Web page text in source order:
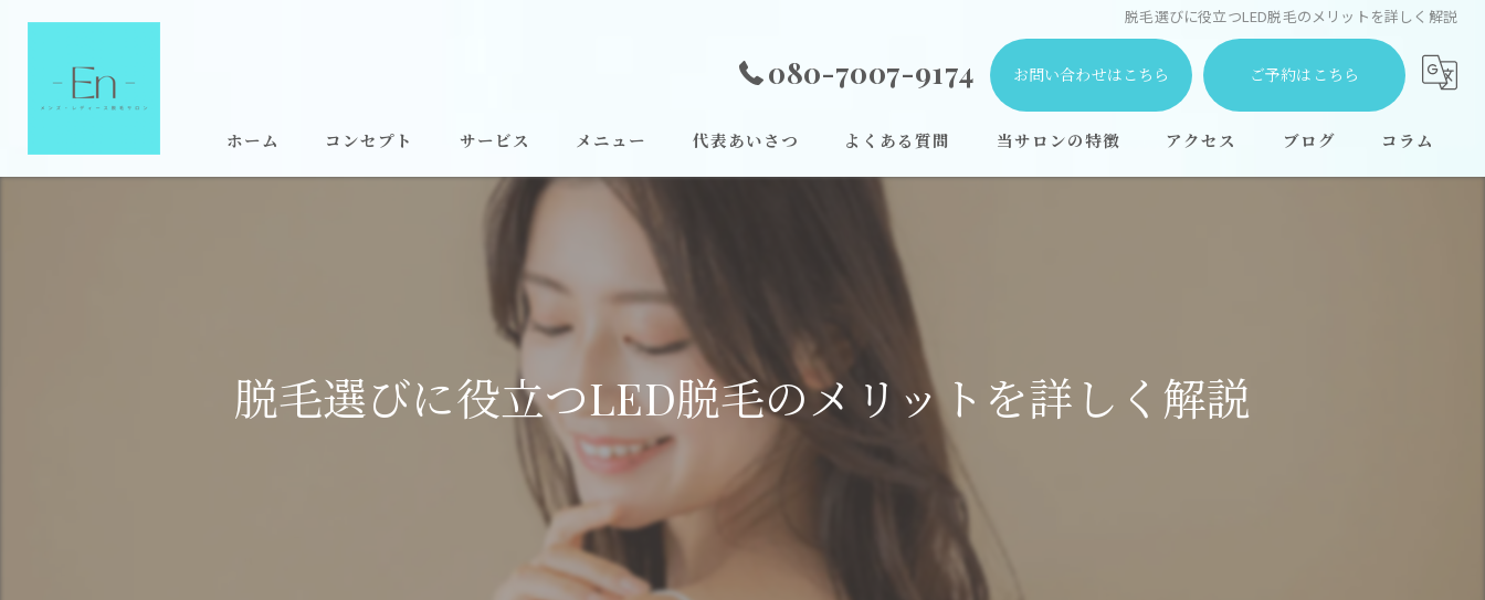
脱毛選びに役立つLED脱毛のメリットを詳しく解説
080-7007-9174 お問い合わせはこちら ご予約はこちら
ホーム コンセプト サービス メニュー 代表あいさつ よくある質問 当サロンの特徴
全身
アクセス ブログ コラム
脱毛選びに役立つLED脱毛のメリットを詳しく解説